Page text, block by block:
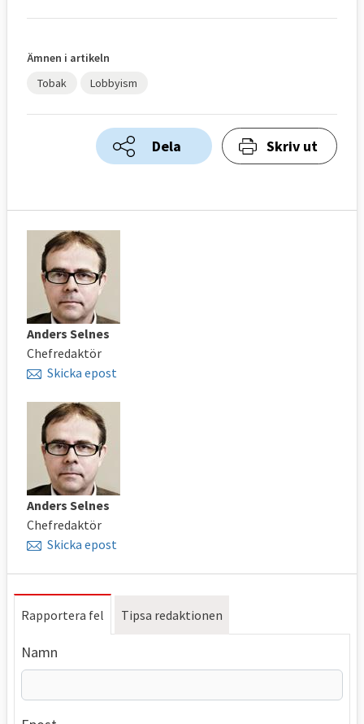
Ämnen i artikeln
Tobak
Lobbyism
Dela Skriv ut
Anders Selnes
Chefredaktör
Skicka epost
Anders Selnes
Chefredaktör
Skicka epost
Rapportera fel Tipsa redaktionen
Namn